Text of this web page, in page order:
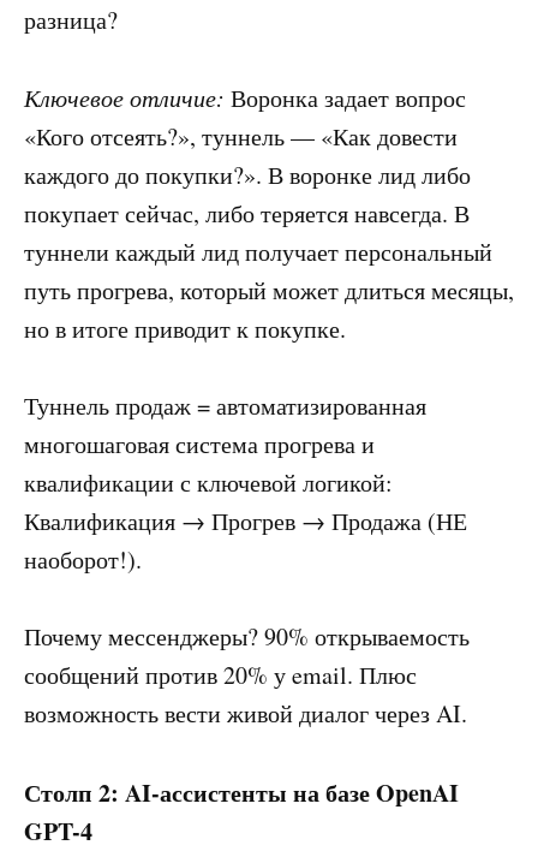
разница?
Ключевое отличие: Воронка задает вопрос
«Кого отсеять?», туннель — «Как довести
каждого до покупки?». В воронке лид либо
покупает сейчас, либо теряется навсегда. В
туннели каждый лид получает персональный
путь прогрева, который может длиться месяцы,
но в итоге приводит к покупке.
Туннель продаж = автоматизированная
многошаговая система прогрева и
квалификации с ключевой логикой:
Квалификация → Прогрев → Продажа (НЕ
наоборот!).
Почему мессенджеры? 90% открываемость
сообщений против 20% у email. Плюс
возможность вести живой диалог через AI.
Столп 2: AI-ассистенты на базе OpenAI
GPT-4